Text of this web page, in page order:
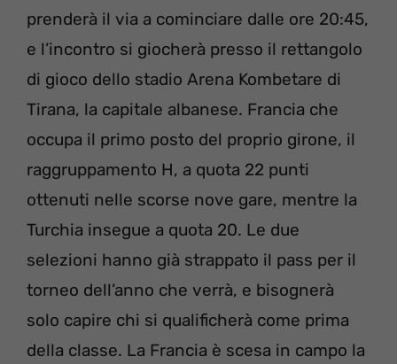
prenderà il via a cominciare dalle ore 20:45,
e l’incontro si giocherà presso il rettangolo
di gioco dello stadio Arena Kombetare di
Tirana, la capitale albanese. Francia che
occupa il primo posto del proprio girone, il
raggruppamento H, a quota 22 punti
ottenuti nelle scorse nove gare, mentre la
Turchia insegue a quota 20. Le due
selezioni hanno già strappato il pass per il
torneo dell’anno che verrà, e bisognerà
solo capire chi si qualificherà come prima
della classe. La Francia è scesa in campo la